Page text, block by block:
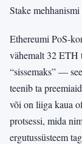
Stake
Ethereumi PoS-
vähemalt 32 ETH
“sissemaks” —
teenib ta
või on liiga kaua
protsessi, mida
ergutussüsteem